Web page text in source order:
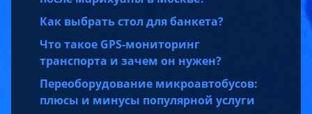
Как выбрать стол для банкета?
Что такое GPS-мониторинг
транспорта и зачем он нужен?
Переоборудование микроавтобусов:
плюсы и минусы популярной услуги